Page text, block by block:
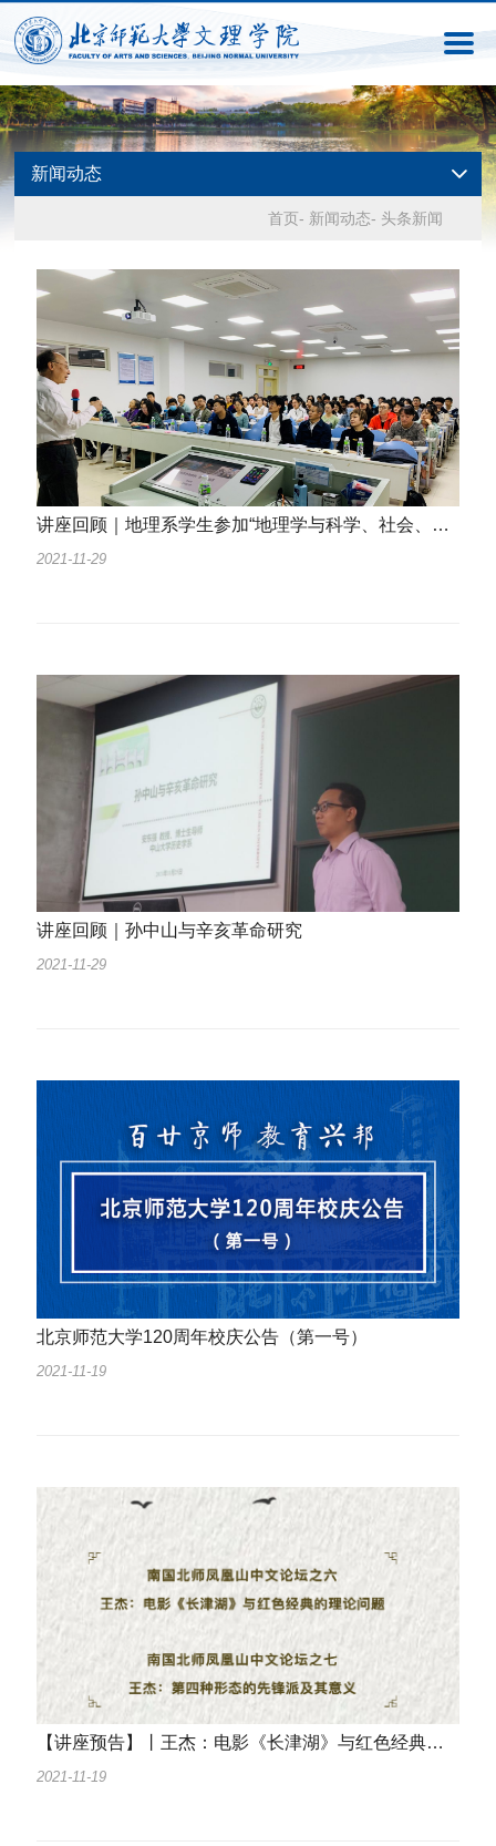
新闻动态
首页- 新闻动态- 头条新闻
讲座回顾｜地理系学生参加“地理学与科学、社会、生活”主题讲座
2021-11-29
讲座回顾｜孙中山与辛亥革命研究
2021-11-29
北京师范大学120周年校庆公告（第一号）
2021-11-19
【讲座预告】丨王杰：电影《长津湖》与红色经典的理论问题 & 第四种形态的先锋派及其意义
2021-11-19